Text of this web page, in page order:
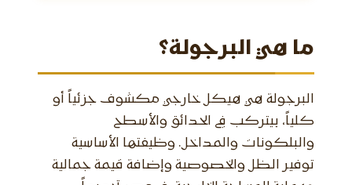
ما هي البرجولة؟
البرجولة هي هيكل خارجي مكشوف جزئياً أو
كلياً، بيتركب في الحدائق والأسطح
والبلكونات والمداخل. وظيفتها الأساسية
توفير الظل والخصوصية وإضافة قيمة جمالية